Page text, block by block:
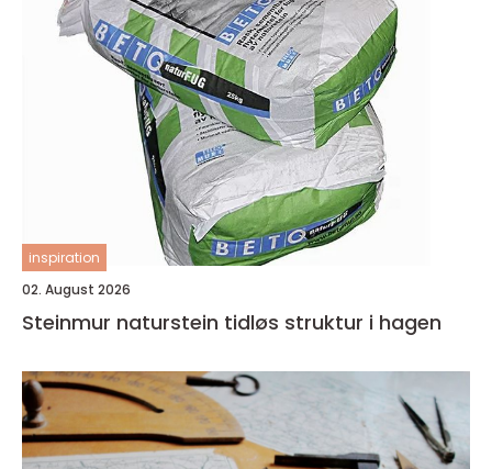
inspiration
02. August 2026
Steinmur naturstein tidløs struktur i hagen